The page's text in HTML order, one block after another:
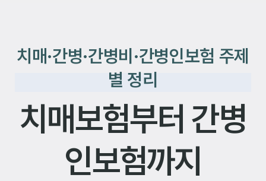
치매·간병·간병비·간병인보험 주제
별 정리
치매보험부터 간병
인보험까지